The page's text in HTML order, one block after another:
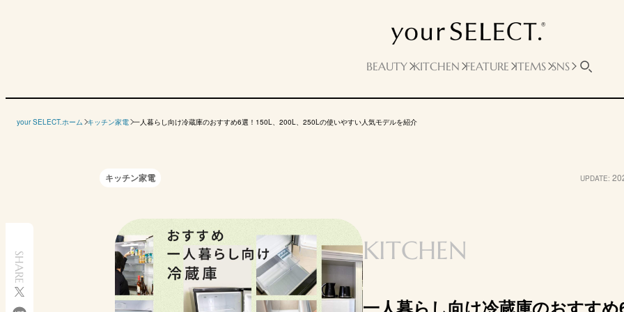
BEAUTY KITCHEN FEATURE ITEMS SNS
your SELECT.ホーム キッチン家電 一人暮らし向け冷蔵庫のおすすめ6選！150L、200L、250Lの使いやすい人気モデルを紹介
SHARE
キッチン家電 UPDATE:
KITCHEN
一人暮らし向け冷蔵庫のおすすめ
200L〜250L
メーカー
冷凍冷蔵庫 HR-
MR-P15M
6万348円 6万4680円 8万2280円
定格内容積
146L
（冷蔵室100L、
冷凍室46L）
170L
（冷蔵室127L、
冷凍室43L）
179L
（冷蔵室121L、
冷凍室58L）
230L
（冷蔵室143L、
冷凍室87L）
248L
（冷蔵室186L、
サイズ（幅×
奥行×高さ）
480×595×1213mm 479×582×1369mm 495×600×1353mm 544×627×1665mm
ランニングコストを ドアの開き方を設置
食材のまとめ買いや